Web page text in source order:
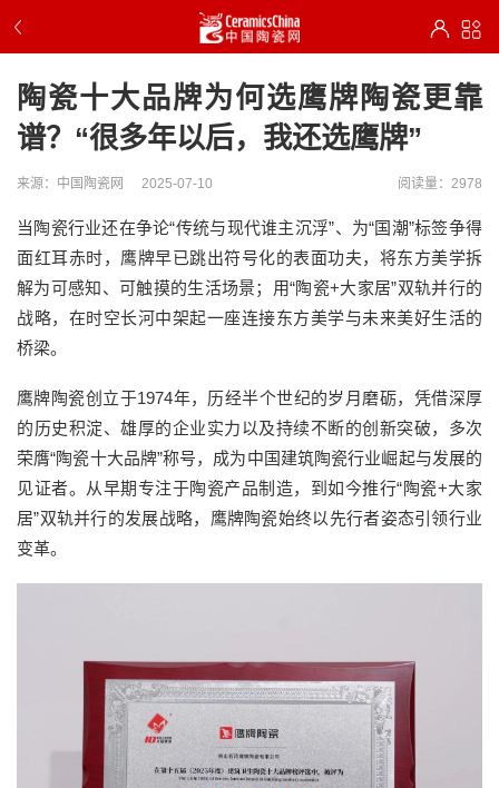
陶瓷十大品牌为何选鹰牌陶瓷更靠
谱？“很多年以后，我还选鹰牌”
来源：中国陶瓷网 2025-07-10 阅读量：2978
当陶瓷行业还在争论“传统与现代谁主沉浮”、为“国潮”标签争得
面红耳赤时，鹰牌早已跳出符号化的表面功夫，将东方美学拆
解为可感知、可触摸的生活场景；用“陶瓷+大家居”双轨并行的
战略，在时空长河中架起一座连接东方美学与未来美好生活的
桥梁。
鹰牌陶瓷创立于1974年，历经半个世纪的岁月磨砺，凭借深厚
的历史积淀、雄厚的企业实力以及持续不断的创新突破，多次
荣膺“陶瓷十大品牌”称号，成为中国建筑陶瓷行业崛起与发展的
见证者。从早期专注于陶瓷产品制造，到如今推行“陶瓷+大家
居”双轨并行的发展战略，鹰牌陶瓷始终以先行者姿态引领行业
变革。